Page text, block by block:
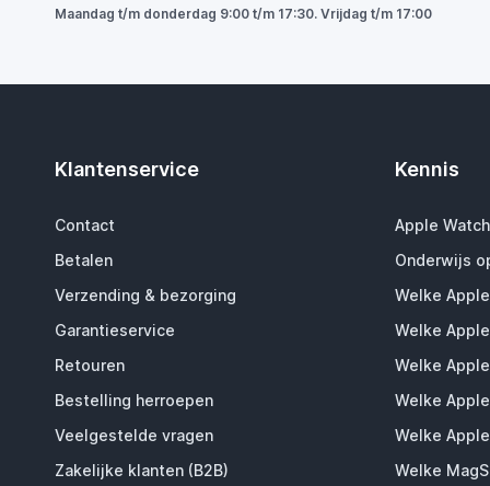
Maandag t/m donderdag 9:00 t/m 17:30. Vrijdag t/m 17:00
Klantenservice
Contact
Betalen
Verzending & bezorging
Garantieservice
Retouren
Bestelling herroepen
Veelgestelde vragen
Zakelijke klanten (B2B)
Kennis
Apple
Onderwijs
Welke
Welke
Welke
Welke
Welke
Welke